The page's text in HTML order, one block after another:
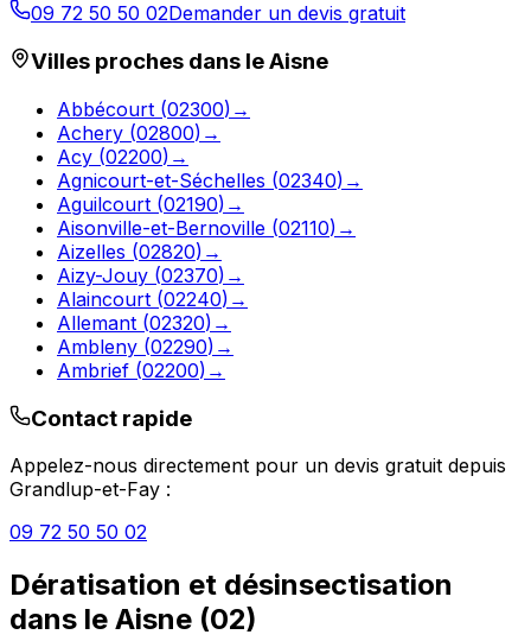
09 72 50 50 02Demander un devis gratuit
Villes proches dans leAisne
Abbécourt (02300) →
Achery (02800) →
Acy (02200) →
Agnicourt-et-Séchelles (02340) →
Aguilcourt (02190) →
Aisonville-et-Bernoville (02110) →
Aizelles (02820) →
Aizy-Jouy (02370) →
Alaincourt (02240) →
Allemant (02320) →
Ambleny (02290) →
Ambrief (02200) →
Contact rapide
Appelez-nous directement pour un devis gratuit depuis
Grandlup-et-Fay :
09 72 50 50 02
Dératisation et désinsectisation
dans le Aisne (02)